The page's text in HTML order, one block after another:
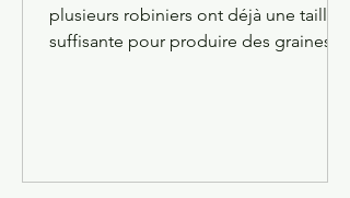
plusieurs robiniers ont déjà une taille
suffisante pour produire des graines